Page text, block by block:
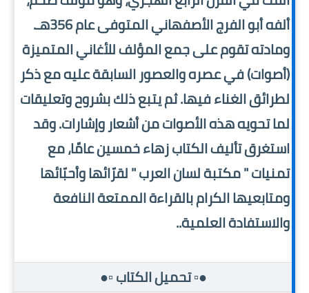
ألفه أبو الفرج الأصفهاني المتوفى عام 356هـ.
ومادته تقوم على جمع المؤلف للأغاني المتميزة
(أصوات) في عصره والعصور السابقة عليه مع ذكر
لطرائق الغناء فيها. ثم يتبع ذلك بشروح وتعليقات
لما تحويه هذه الأصوات من أشعار وإشارات. وقد
استغرق تأليف الكتاب زهاء خمسين عامًا، مع
تمنيات " مكتبة لسان العرب " لقرّائها وأحبّائها
ومتابعيها الكرام بالقراءة الممتعة النافعة
والاستفادة العلمية..
●▫️ تحميل الكتاب ▫️●